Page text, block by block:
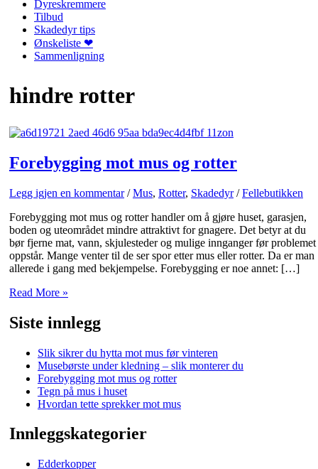
Dyreskremmere
Tilbud
Skadedyr tips
Ønskeliste ❤
Sammenligning
hindre rotter
Forebygging mot mus og rotter
Legg igjen en kommentar /Mus, Rotter, Skadedyr/Fellebutikken
Forebygging mot mus og rotter handler om å gjøre huset, garasjen,
boden og uteområdet mindre attraktivt for gnagere. Det betyr at du
bør fjerne mat, vann, skjulesteder og mulige innganger før problemet
oppstår. Mange venter til de ser spor etter mus eller rotter. Da er man
allerede i gang med bekjempelse. Forebygging er noe annet: […]
Forebygging
mus
og
Read More »
Siste innlegg
Slik sikrer du hytta mot mus før vinteren
Musebørste under kledning – slik monterer du
Forebygging mot mus og rotter
Tegn på mus i huset
Hvordan tette sprekker mot mus
Innleggskategorier
Edderkopper